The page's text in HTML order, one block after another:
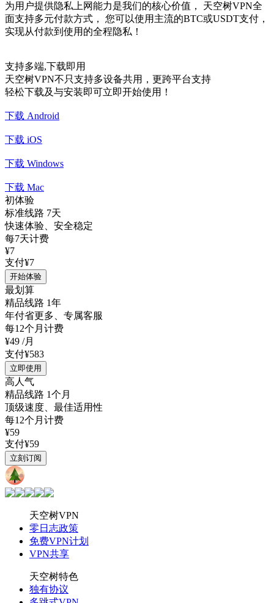
为用户提供隐私上网能力是我们的核心价值， 天空树VPN全
面支持多元付款方式， 您可以使用主流的BTC或USDT支付，
实现从付款到使用的全程隐私！
支持多端,下载即用
天空树VPN不只支持多设备共用，更跨平台支持
轻松下载及与安装即可立即开始使用！
下载 Android
下载 iOS
下载 Windows
下载 Mac
初体验
标准线路 7天
快速体验、安全稳定
每7天计费
¥7
支付¥7
开始体验
最划算
精品线路 1年
年付省更多、专属客服
每12个月计费
¥49 /月
支付¥583
立即使用
高人气
精品线路 1个月
顶级速度、最佳适用性
每12个月计费
¥59
支付¥59
立刻订阅
天空树
天空树VPN
零日志政策
免费VPN计划
VPN共享
天空树特色
独有协议